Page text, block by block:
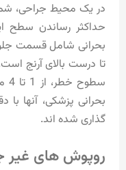
در یک محیط جراحی،
حداکثر رساندن سطح
بحرانی شامل قسمت
تا درست بالای آرنج
بحرانی پزشکی، آنها
گذاری شده اند.
روپوش های غیر